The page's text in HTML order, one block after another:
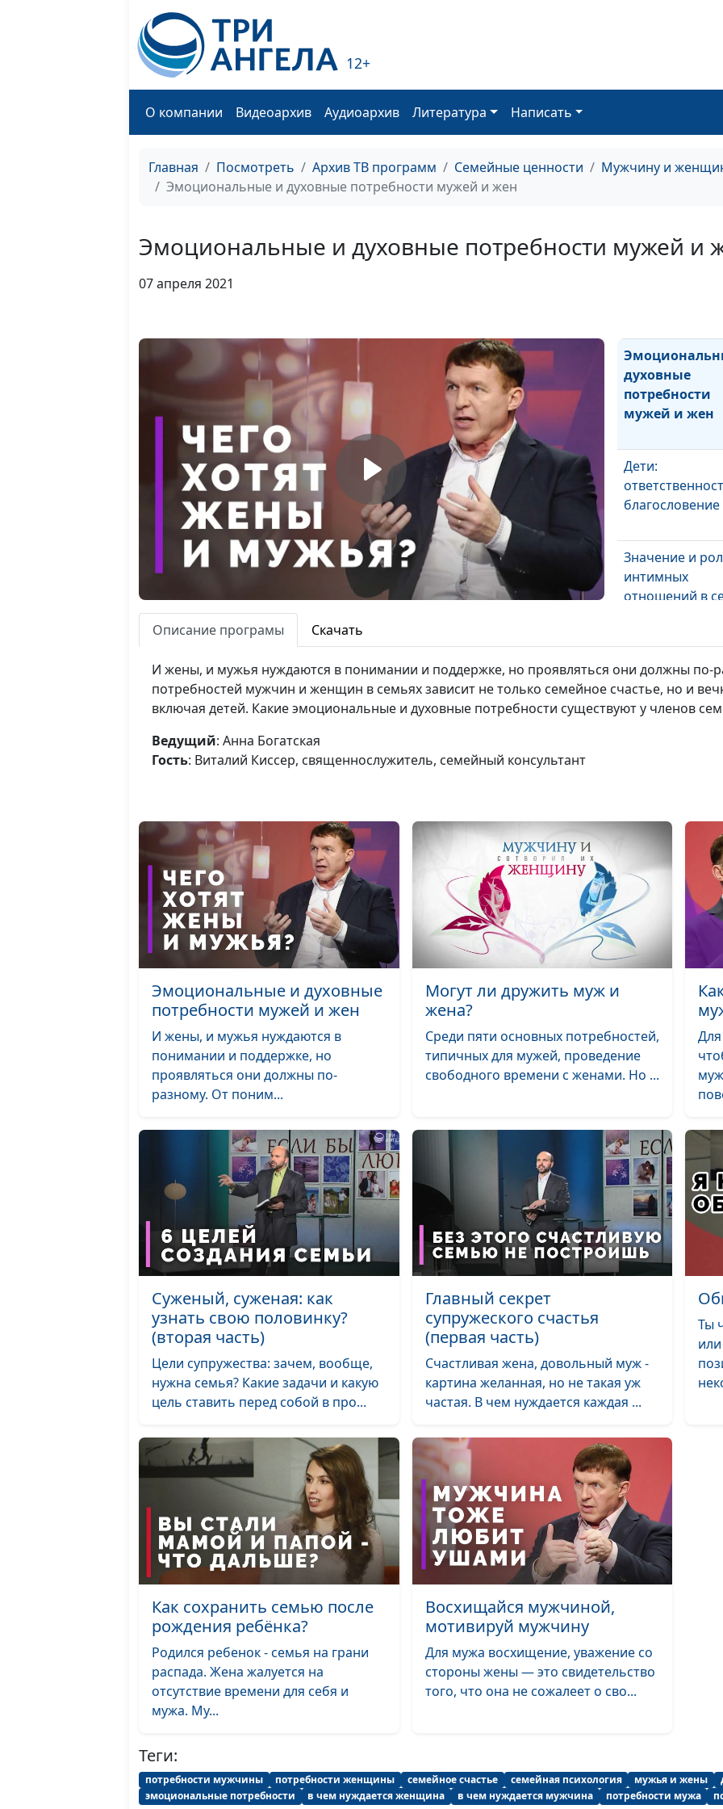
12+
О компании Видеоархив Аудиоархив Литература Написать
Главная Посмотреть Архив ТВ программ Семейные ценности
Мужчину и
Эмоциональные и духовные потребности мужей и жен
Эмоциональные и духовные потребности мужей и
07 апреля 2021
Потребности
Потребности
духовные
потребности
мужей и жен
Дети:
благословение
Значение и
интимных
отношений в
Функции мужа
жены в семье
Мстить или не
мстить
человеку?
Лгать нельзя,
Ложь во благо
Ложь в
Измена в
реагировать?
Причины
семье
Описание програмы Скачать
И жены, и мужья нуждаются в понимании и поддержке, но проявляться они должны по-
потребностей мужчин и женщин в семьях зависит не только семейное счастье, но и
включая детей. Какие эмоциональные и духовные потребности существуют у членов
Ведущий: Анна Богатская
Гость: Виталий Киссер, священнослужитель, семейный консультант
Эмоциональные и духовные
потребности мужей и жен
И жены, и мужья нуждаются в
понимании и поддержке, но
проявляться они должны по-
разному. От поним...
Могут ли дружить муж и
жена?
Среди пяти основных потребностей,
типичных для мужей, проведение
свободного времени с женами. Но ...
Суженый, суженая: как
узнать свою половинку?
(вторая часть)
Цели супружества: зачем, вообще,
нужна семья? Какие задачи и какую
цель ставить перед собой в про...
Главный секрет
супружеского счастья
(первая часть)
Счастливая жена, довольный муж -
картина желанная, но не такая уж
частая. В чем нуждается каждая ...
Ты
Как сохранить семью после
рождения ребёнка?
Родился ребенок - семья на грани
распада. Жена жалуется на
отсутствие времени для себя и
мужа. Му...
Восхищайся мужчиной,
мотивируй мужчину
Для мужа восхищение, уважение со
стороны жены — это свидетельство
того, что она не сожалеет о сво...
Теги:
потребности мужчины потребности женщины семейное счастье семейная психология мужья и жены
эмоциональные потребности
в чем нуждается женщина в чем нуждается мужчина потребности мужа